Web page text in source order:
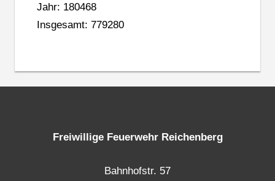
Jahr: 180468
Insgesamt: 779280
Freiwillige Feuerwehr Reichenberg
Bahnhofstr. 57